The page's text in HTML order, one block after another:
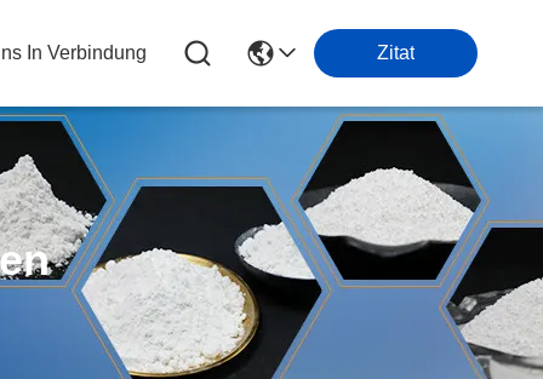
In Verbindung Zitat